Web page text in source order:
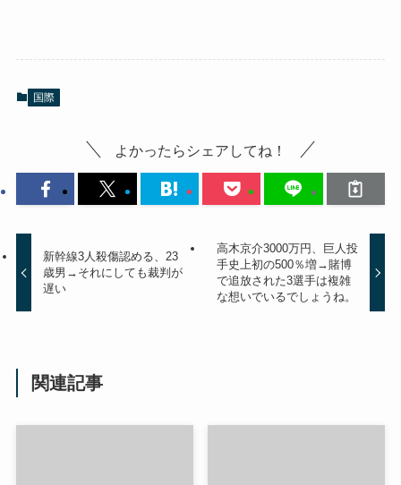
国際
よかったらシェアしてね！
新幹線3人殺傷認める、23
歳男→それにしても裁判が
遅い
高木京介3000万円、巨人投
手史上初の500％増→賭博
で追放された3選手は複雑
な想いでいるでしょうね。
関連記事